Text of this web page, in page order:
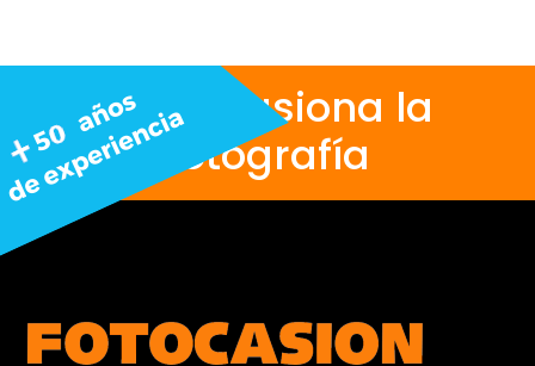
Nos apasiona la
fotografía